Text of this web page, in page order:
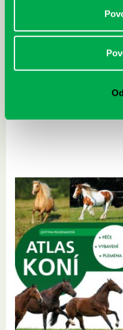
Rudź, Przemyslaw: Atlas hviezd:
Sprievodca po hviezdnej oblohe